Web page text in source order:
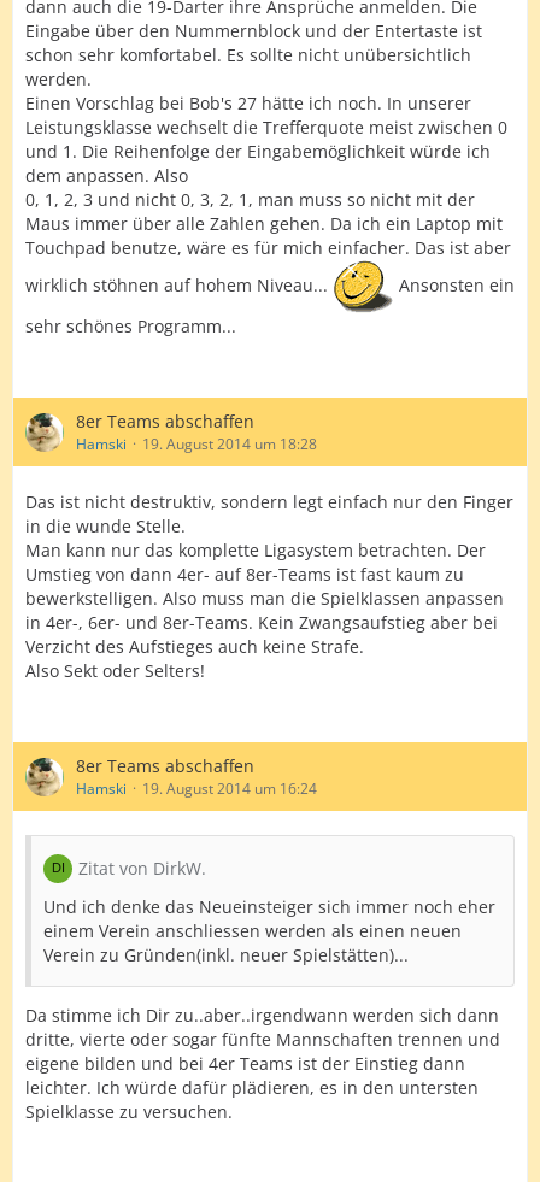
dann auch die 19-Darter ihre Ansprüche anmelden. Die
Eingabe über den Nummernblock und der Entertaste ist
schon sehr komfortabel. Es sollte nicht unübersichtlich
werden.
Einen Vorschlag bei Bob's 27 hätte ich noch. In unserer
Leistungsklasse wechselt die Trefferquote meist zwischen 0
und 1. Die Reihenfolge der Eingabemöglichkeit würde ich
dem anpassen. Also
0, 1, 2, 3 und nicht 0, 3, 2, 1, man muss so nicht mit der
Maus immer über alle Zahlen gehen. Da ich ein Laptop mit
Touchpad benutze, wäre es für mich einfacher. Das ist aber
wirklich stöhnen auf hohem Niveau...
Ansonsten ein
sehr schönes Programm...
8er Teams abschaffen
Hamski 19. August 2014 um 18:28
Das ist nicht destruktiv, sondern legt einfach nur den Finger
in die wunde Stelle.
Man kann nur das komplette Ligasystem betrachten. Der
Umstieg von dann 4er- auf 8er-Teams ist fast kaum zu
bewerkstelligen. Also muss man die Spielklassen anpassen
in 4er-, 6er- und 8er-Teams. Kein Zwangsaufstieg aber bei
Verzicht des Aufstieges auch keine Strafe.
Also Sekt oder Selters!
8er Teams abschaffen
Hamski 19. August 2014 um 16:24
Zitat von DirkW.
Und ich denke das Neueinsteiger sich immer noch eher
einem Verein anschliessen werden als einen neuen
Verein zu Gründen(inkl. neuer Spielstätten)...
Da stimme ich Dir zu..aber..irgendwann werden sich dann
dritte, vierte oder sogar fünfte Mannschaften trennen und
eigene bilden und bei 4er Teams ist der Einstieg dann
leichter. Ich würde dafür plädieren, es in den untersten
Spielklasse zu versuchen.